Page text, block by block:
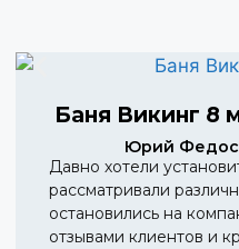
Баня Викинг 8
Юрий
Давно хотели
рассматривали
остановились на
отзывами клиентов и